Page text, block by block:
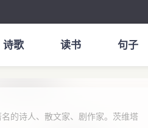
诗歌 读书 句子
的诗人、散文家、剧作家。茨维塔